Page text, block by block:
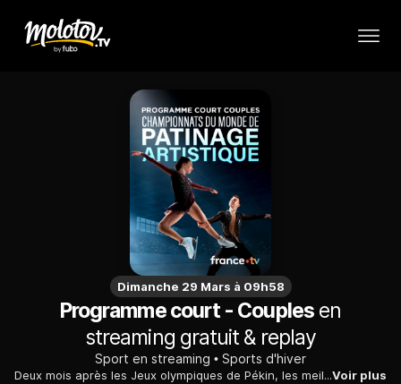
Dimanche 29 Mars à 09h58
Programme court - Couplesen
streaming gratuit & replay
Sport en streaming Sports d'hiver
Deux mois après les Jeux olympiques de Pékin, les meilleurs patineurs de la planète seront de nouveau sur la glace pour les championnats du monde de patinage artistique organisés à Montpellier. Après le programme court dames, la compétition continue ce mercredi 23 mars 2022 avec le programme court couples. Le public pourra encourager les champions de France en titre, Camille et Pavel Kovalev.Voir plus